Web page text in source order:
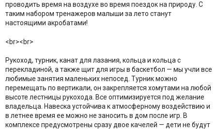
проводить время на воздухе во время поездок на природу. С
таким набором тренажеров малыши за лето станут
настоящими акробатами!
<br><br>
Рукоход, турник, канат для лазания, кольца и кольца с
перекладиной, а также щит для игры в баскетбол — мы учли все
любимые занятия маленьких непосед. Турник можно
перемещать по вертикали, он закрепляется хомутами на любой
высоте лестницы рукохода. Все оптимизируется под желание
владельца. Навеска устойчива к атмосферному воздействию и
в летнее время ее можно не заносить в дом после игр. В
комплексе предусмотрены сразу двое качелей — дети не будут